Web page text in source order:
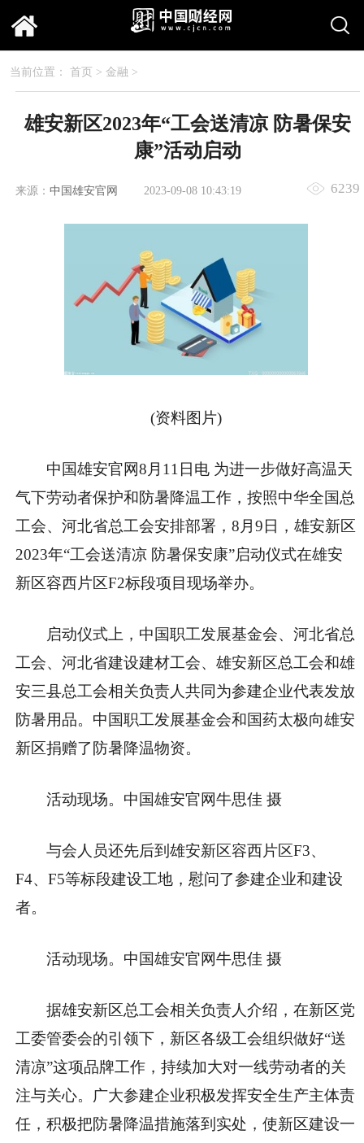
当前位置： 首页 > 金融 >
雄安新区2023年“工会送清凉 防暑保安
康”活动启动
来源： 中国雄安官网 2023-09-08 10:43:19 6239
(资料图片)
中国雄安官网8月11日电 为进一步做好高温天
气下劳动者保护和防暑降温工作，按照中华全国总
工会、河北省总工会安排部署，8月9日，雄安新区
2023年“工会送清凉 防暑保安康”启动仪式在雄安
新区容西片区F2标段项目现场举办。
启动仪式上，中国职工发展基金会、河北省总
工会、河北省建设建材工会、雄安新区总工会和雄
安三县总工会相关负责人共同为参建企业代表发放
防暑用品。中国职工发展基金会和国药太极向雄安
新区捐赠了防暑降温物资。
活动现场。中国雄安官网牛思佳 摄
与会人员还先后到雄安新区容西片区F3、
F4、F5等标段建设工地，慰问了参建企业和建设
者。
活动现场。中国雄安官网牛思佳 摄
据雄安新区总工会相关负责人介绍，在新区党
工委管委会的引领下，新区各级工会组织做好“送
清凉”这项品牌工作，持续加大对一线劳动者的关
注与关心。广大参建企业积极发挥安全生产主体责
任，积极把防暑降温措施落到实处，使新区建设一